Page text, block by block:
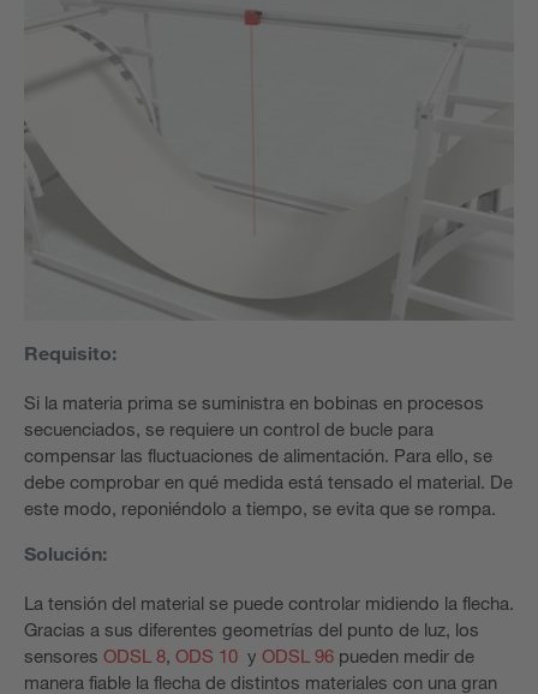
Requisito:
Si la materia prima se suministra en bobinas en procesos
secuenciados, se requiere un control de bucle para
compensar las fluctuaciones de alimentación. Para ello, se
debe comprobar en qué medida está tensado el material. De
este modo, reponiéndolo a tiempo, se evita que se rompa.
Solución:
La tensión del material se puede controlar midiendo la flecha.
Gracias a sus diferentes geometrías del punto de luz, los
sensores ODSL 8, ODS 10 y ODSL 96 pueden medir de
manera fiable la flecha de distintos materiales con una gran